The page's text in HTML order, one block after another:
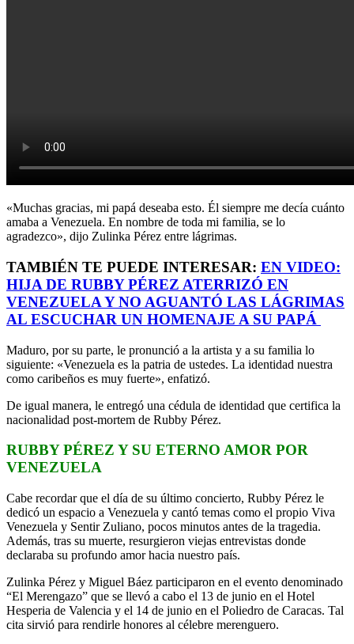
«Muchas gracias, mi papá deseaba esto. Él siempre me decía cuánto
amaba a Venezuela. En nombre de toda mi familia, se lo
agradezco», dijo Zulinka Pérez entre lágrimas.
TAMBIÉN TE PUEDE INTERESAR: EN VIDEO:
HIJA DE RUBBY PÉREZ ATERRIZÓ EN
VENEZUELA Y NO AGUANTÓ LAS LÁGRIMAS
AL ESCUCHAR UN HOMENAJE A SU PAPÁ
Maduro, por su parte, le pronunció a la artista y a su familia lo
siguiente: «Venezuela es la patria de ustedes. La identidad nuestra
como caribeños es muy fuerte», enfatizó.
De igual manera, le entregó una cédula de identidad que certifica la
nacionalidad post-mortem de Rubby Pérez.
RUBBY PÉREZ Y SU ETERNO AMOR POR
VENEZUELA
Cabe recordar que el día de su último concierto, Rubby Pérez le
dedicó un espacio a Venezuela y cantó temas como el propio Viva
Venezuela y Sentir Zuliano, pocos minutos antes de la tragedia.
Además, tras su muerte, resurgieron viejas entrevistas donde
declaraba su profundo amor hacia nuestro país.
Zulinka Pérez y Miguel Báez participaron en el evento denominado
“El Merengazo” que se llevó a cabo el 13 de junio en el Hotel
Hesperia de Valencia y el 14 de junio en el Poliedro de Caracas. Tal
cita sirvió para rendirle honores al célebre merenguero.